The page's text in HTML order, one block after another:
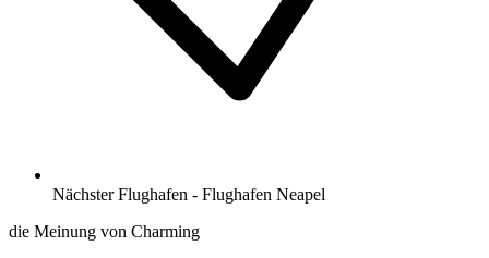
Nächster Flughafen - Flughafen Neapel
die Meinung von Charming